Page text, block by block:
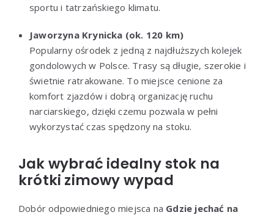
sportu i tatrzańskiego klimatu.
Jaworzyna Krynicka (ok. 120 km)
Popularny ośrodek z jedną z najdłuższych kolejek
gondolowych w Polsce. Trasy są długie, szerokie i
świetnie ratrakowane. To miejsce cenione za
komfort zjazdów i dobrą organizację ruchu
narciarskiego, dzięki czemu pozwala w pełni
wykorzystać czas spędzony na stoku.
Jak wybrać idealny stok na
krótki zimowy wypad
Dobór odpowiedniego miejsca na Gdzie jechać na